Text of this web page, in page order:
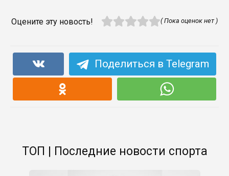
Оцените эту новость! ( Пока оценок нет )
Поделиться в Telegram
ТОП | Последние новости спорта